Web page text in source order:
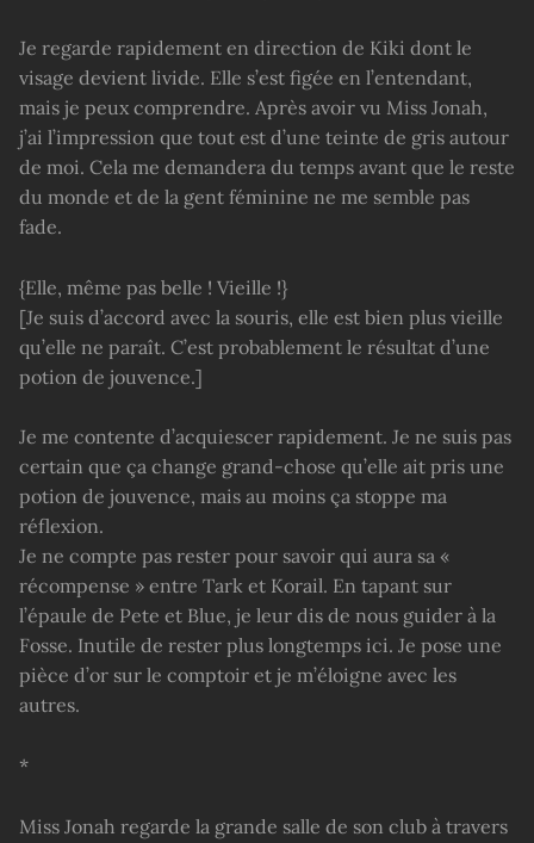
Je regarde rapidement en direction de Kiki dont le
visage devient livide. Elle s’est figée en l’entendant,
mais je peux comprendre. Après avoir vu Miss Jonah,
j’ai l’impression que tout est d’une teinte de gris autour
de moi. Cela me demandera du temps avant que le reste
du monde et de la gent féminine ne me semble pas
fade.
{Elle, même pas belle ! Vieille !}
[Je suis d’accord avec la souris, elle est bien plus vieille
qu’elle ne paraît. C’est probablement le résultat d’une
potion de jouvence.]
Je me contente d’acquiescer rapidement. Je ne suis pas
certain que ça change grand-chose qu’elle ait pris une
potion de jouvence, mais au moins ça stoppe ma
réflexion.
Je ne compte pas rester pour savoir qui aura sa «
récompense » entre Tark et Korail. En tapant sur
l’épaule de Pete et Blue, je leur dis de nous guider à la
Fosse. Inutile de rester plus longtemps ici. Je pose une
pièce d’or sur le comptoir et je m’éloigne avec les
autres.
*
Miss Jonah regarde la grande salle de son club à travers